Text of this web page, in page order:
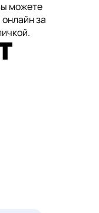
можете
за